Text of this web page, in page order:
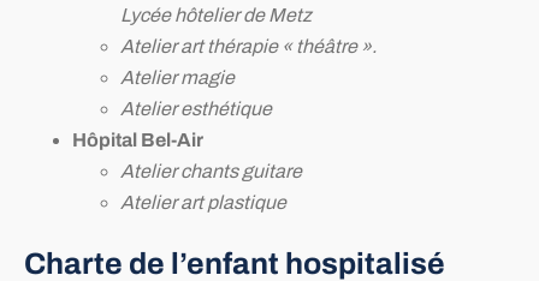
Lycée hôtelier de Metz
Atelier art thérapie « théâtre ».
Atelier magie
Atelier esthétique
Hôpital Bel-Air
Atelier chants guitare
Atelier art plastique
Charte de l’enfant hospitalisé